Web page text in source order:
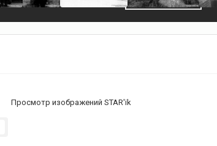
Просмотр изображений STAR'ik